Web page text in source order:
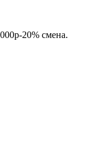
20% смена.